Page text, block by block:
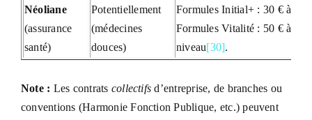
Néoliane
(assurance
santé)
Potentiellement
(médecines
douces)
Formules Initial+ : 30 € à 70
Formules Vitalité : 50 € à
niveau[30].
Note : Les contrats collectifs d’entreprise, de branches ou
conventions (Harmonie Fonction Publique, etc.) peuvent